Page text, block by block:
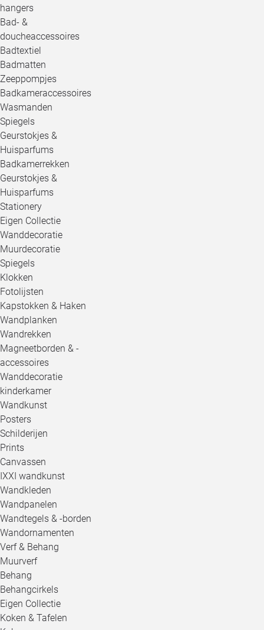
hangers
Bad- &
doucheaccessoires
Badtextiel
Badmatten
Zeeppompjes
Badkameraccessoires
Wasmanden
Spiegels
Geurstokjes &
Huisparfums
Badkamerrekken
Geurstokjes &
Huisparfums
Stationery
Eigen Collectie
Wanddecoratie
Muurdecoratie
Spiegels
Klokken
Fotolijsten
Kapstokken & Haken
Wandplanken
Wandrekken
Magneetborden & -
accessoires
Wanddecoratie
kinderkamer
Wandkunst
Posters
Schilderijen
Prints
Canvassen
IXXI wandkunst
Wandkleden
Wandpanelen
Wandtegels & -borden
Wandornamenten
Verf & Behang
Muurverf
Behang
Behangcirkels
Eigen Collectie
Koken & Tafelen